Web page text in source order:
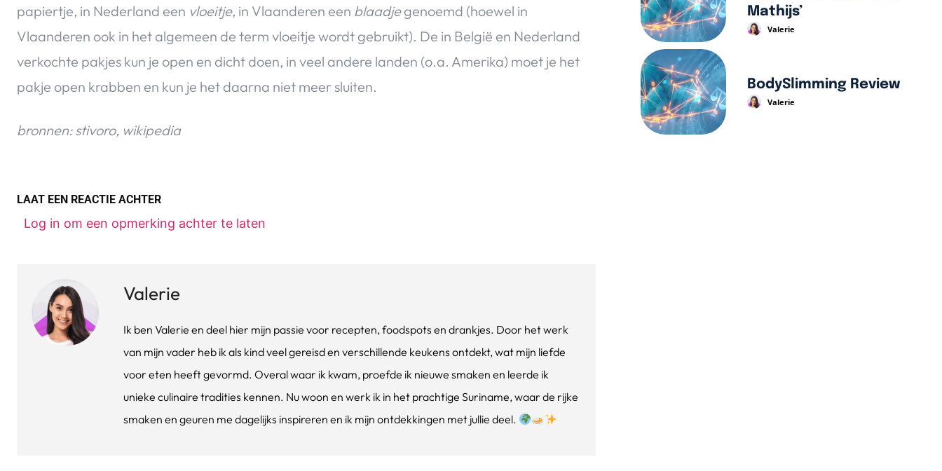
papiertje, in Nederland een vloeitje, in Vlaanderen een blaadjegenoemd (hoewel in
Vlaanderen ook in het algemeen de term vloeitje wordt gebruikt). De in België en Nederland
verkochte pakjes kun je open en dicht doen, in veel andere landen (o.a. Amerika) moet je het
pakje open krabben en kun je het daarna niet meer sluiten.
bronnen: stivoro, wikipedia
LAAT EEN REACTIE ACHTER
Log in om een opmerking achter te laten
Valerie
Ik ben Valerie en deel hier mijn passie voor recepten, foodspots en drankjes. Door het werk
van mijn vader heb ik als kind veel gereisd en verschillende keukens ontdekt, wat mijn liefde
voor eten heeft gevormd. Overal waar ik kwam, proefde ik nieuwe smaken en leerde ik
unieke culinaire tradities kennen. Nu woon en werk ik in het prachtige Suriname, waar de rijke
smaken en geuren me dagelijks inspireren en ik mijn ontdekkingen met jullie deel.
Mathijs’
Valerie
BodySlimming Review
Valerie